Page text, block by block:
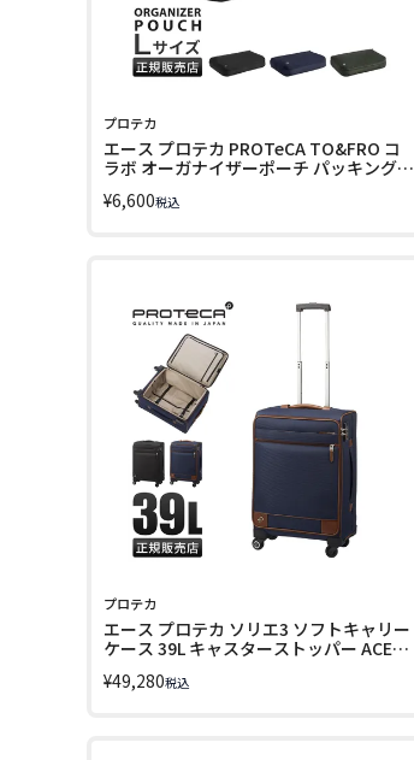
プロテカ
エース プロテカ PROTeCA TO&FRO コ
ラボ オーガナイザーポーチ パッキングバ
¥6,600税込
プロテカ
エース プロテカ ソリエ3 ソフトキャリー
ケース 39L キャスターストッパー ACE
¥49,280税込